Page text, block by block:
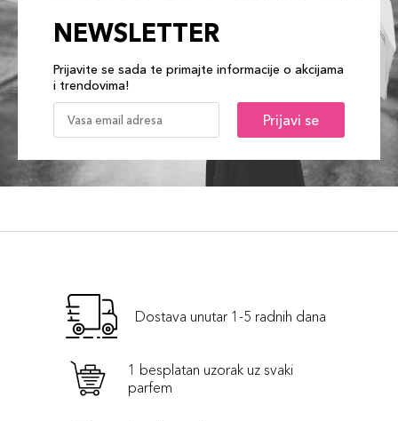
NEWSLETTER
Prijavite se sada te primajte informacije o akcijama
i trendovima!
Prijavi se
Dostava unutar 1-5 radnih dana
1 besplatan uzorak uz svaki
parfem